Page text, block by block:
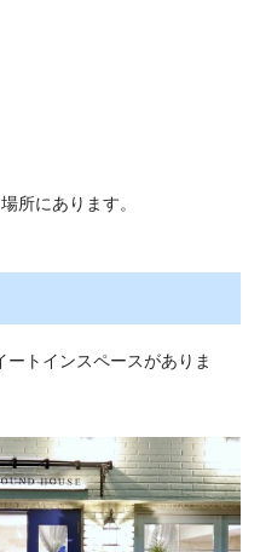
所にあります。
トインスペースがありま